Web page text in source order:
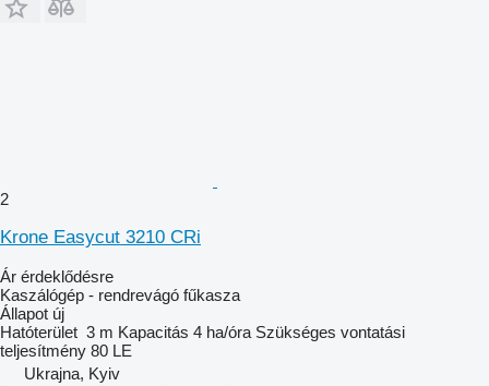
2
Krone Easycut 3210 CRi
Ár érdeklődésre
Kaszálógép - rendrevágó fűkasza
Állapot új
Hatóterület 3 m Kapacitás 4 ha/óra Szükséges vontatási
teljesítmény 80 LE
Ukrajna, Kyiv